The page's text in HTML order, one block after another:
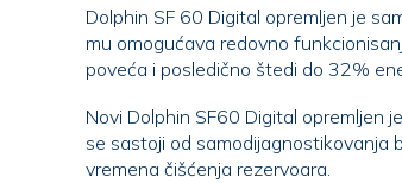
Dolphin SF 60 Digital opremljen je
mu omogućava redovno funkcionisanje čak i kada se stepen začepljenja filtera
poveća i posledično štedi do 32%
Novi Dolphin SF60 Digital opremljen
se sastoji od samodijagnostikovanja bazena koji omogućava optimizaciju
vremena čišćenja rezervoara.